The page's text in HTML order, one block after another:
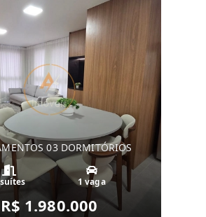
03 DORMITÓRIOS
1 vaga
R$ 1.980.000